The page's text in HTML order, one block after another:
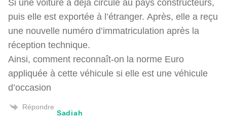
puis elle est exportée à l’étranger. Après, elle a reçu
une nouvelle numéro d’immatriculation après la
réception technique.
Ainsi, comment reconnaît-on la norme Euro
appliquée à cette véhicule si elle est une véhicule
d’occasion
Répondre
Sadiah